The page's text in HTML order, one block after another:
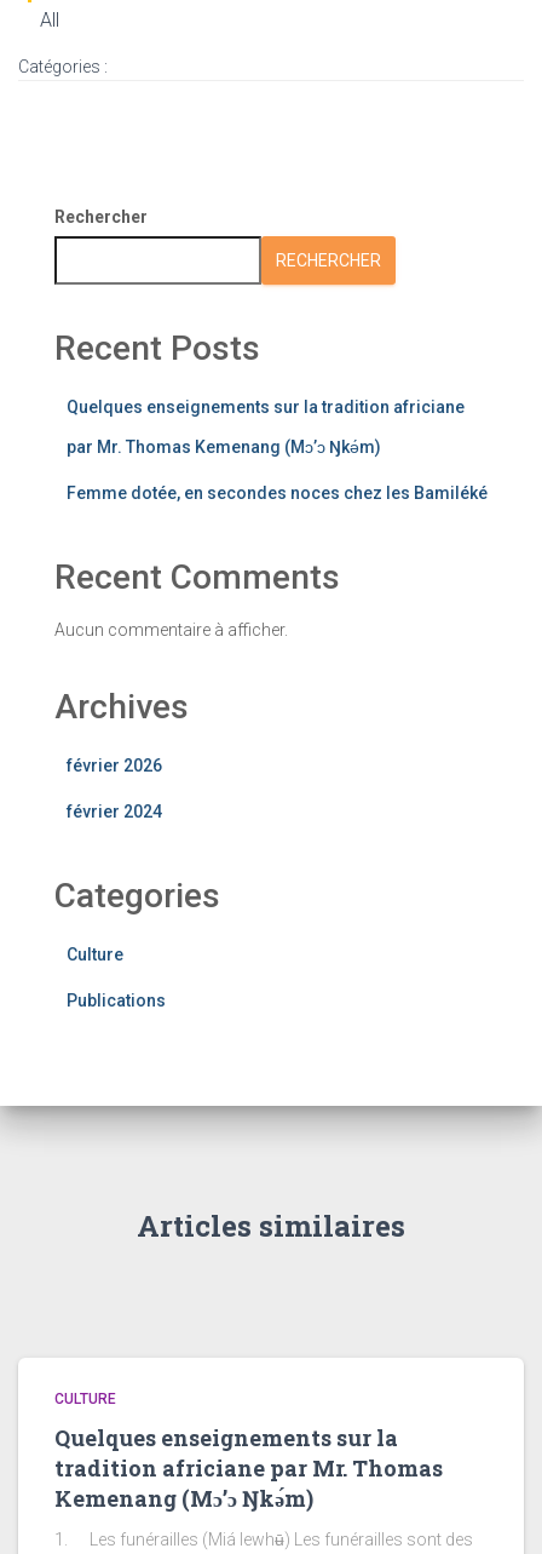
All
Catégories :
Rechercher
RECHERCHER
Recent Posts
Quelques enseignements sur la tradition africiane
par Mr. Thomas Kemenang (Mɔ’ɔ Ŋkǝ́m)
Femme dotée, en secondes noces chez les Bamiléké
Recent Comments
Aucun commentaire à afficher.
Archives
février 2026
février 2024
Categories
Culture
Publications
Articles similaires
CULTURE
Quelques enseignements sur la
tradition africiane par Mr. Thomas
Kemenang (Mɔ’ɔ Ŋkǝ́m)
1. Les funérailles (Miá lewhʉ̄) Les funérailles sont des